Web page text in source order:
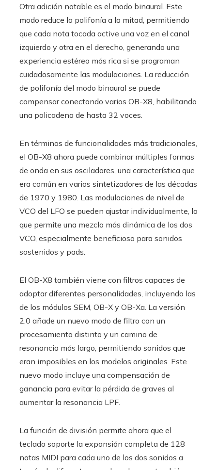
Otra adición notable es el modo binaural. Este
modo reduce la polifonía a la mitad, permitiendo
que cada nota tocada active una voz en el canal
izquierdo y otra en el derecho, generando una
experiencia estéreo más rica si se programan
cuidadosamente las modulaciones. La reducción
de polifonía del modo binaural se puede
compensar conectando varios OB-X8, habilitando
una policadena de hasta 32 voces.
En términos de funcionalidades más tradicionales,
el OB-X8 ahora puede combinar múltiples formas
de onda en sus osciladores, una característica que
era común en varios sintetizadores de las décadas
de 1970 y 1980. Las modulaciones de nivel de
VCO del LFO se pueden ajustar individualmente, lo
que permite una mezcla más dinámica de los dos
VCO, especialmente beneficioso para sonidos
sostenidos y pads.
El OB-X8 también viene con filtros capaces de
adoptar diferentes personalidades, incluyendo las
de los módulos SEM, OB-X y OB-Xa. La versión
2.0 añade un nuevo modo de filtro con un
procesamiento distinto y un camino de
resonancia más largo, permitiendo sonidos que
eran imposibles en los modelos originales. Este
nuevo modo incluye una compensación de
ganancia para evitar la pérdida de graves al
aumentar la resonancia LPF.
La función de división permite ahora que el
teclado soporte la expansión completa de 128
notas MIDI para cada uno de los dos sonidos a